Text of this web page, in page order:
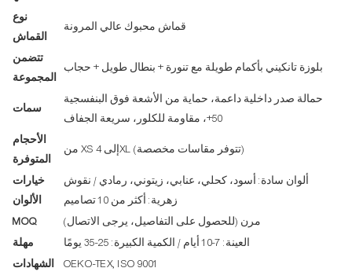
نوع
القماش
قماش محبوك عالي المرونة
تتضمن
المجموعة
بلوزة تانكيني بأكمام طويلة مع تنورة + بنطال طويل + حجاب
سمات
حمالة صدر داخلية داعمة، حماية من الأشعة فوق البنفسجية
50+، مقاومة للكلور، سريعة الجفاف
الأحجام
المتوفرة
من XS إلى 4XL (تتوفر مقاسات مخصصة)
خيارات
الألوان
ألوان سادة: أسود، كحلي، عنابي، زيتوني، رمادي / نقوش
زهرية: أكثر من 10 تصاميم
MOQ
مرن (للحصول على التفاصيل، يرجى الاتصال)
مهلة
العينة: 7-10 أيام / الكمية الكبيرة: 25-35 يومًا
الشهادات
OEKO-TEX, ISO 9001